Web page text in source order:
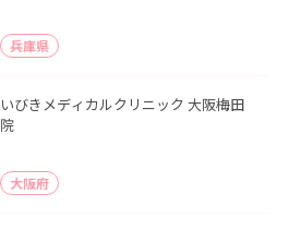
兵庫県
いびきメディカルクリニック 大阪梅田
院
大阪府